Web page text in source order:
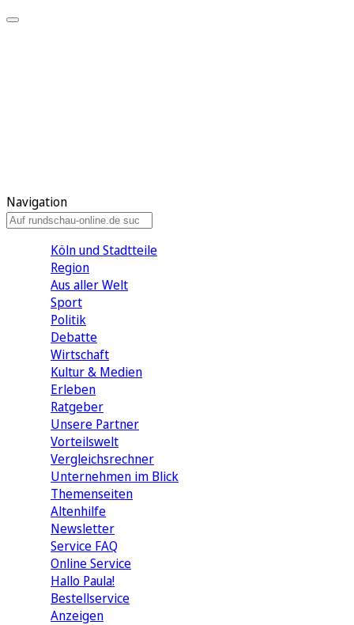
Navigation
Köln und Stadtteile
Region
Aus aller Welt
Sport
Politik
Debatte
Wirtschaft
Kultur & Medien
Erleben
Ratgeber
Unsere Partner
Vorteilswelt
Vergleichsrechner
Unternehmen im Blick
Themenseiten
Altenhilfe
Newsletter
Service FAQ
Online Service
Hallo Paula!
Bestellservice
Anzeigen